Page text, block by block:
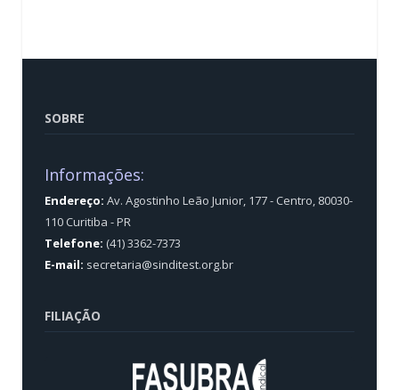
SOBRE
Informações:
Endereço: Av. Agostinho Leão Junior, 177 - Centro, 80030-
110 Curitiba - PR
Telefone: (41) 3362-7373
E-mail: secretaria@sinditest.org.br
FILIAÇÃO